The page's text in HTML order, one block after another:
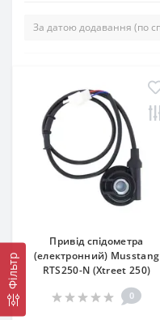
Фільтр
Привід спідометра
(електронний) Musstang
RTS250-N (Xtreet 250)
0